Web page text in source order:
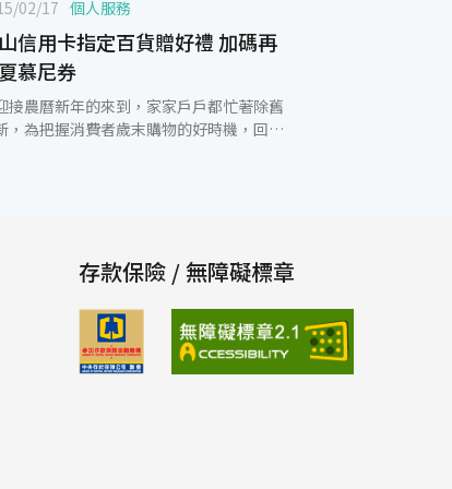
02/17 個人服務
信用卡指定百貨贈好禮 加碼再
慕尼券
接農曆新年的來到，家家戶戶都忙著除舊
，為把握消費者歲末購物的好時機，回饋
禮券2張。指定百貨公司含：新光三越、遠
貨、太平洋SOGO百貨、統一阪急百貨台
、中友百貨…等47家百貨公司。 除此，
山銀行與新光三越舉辦【過年卡利high】活
，自即日起～2015/3/8到全國新光三越刷玉
信用卡，同卡刷卡累積達10,000元~59,999
存款保險 / 無障礙標章